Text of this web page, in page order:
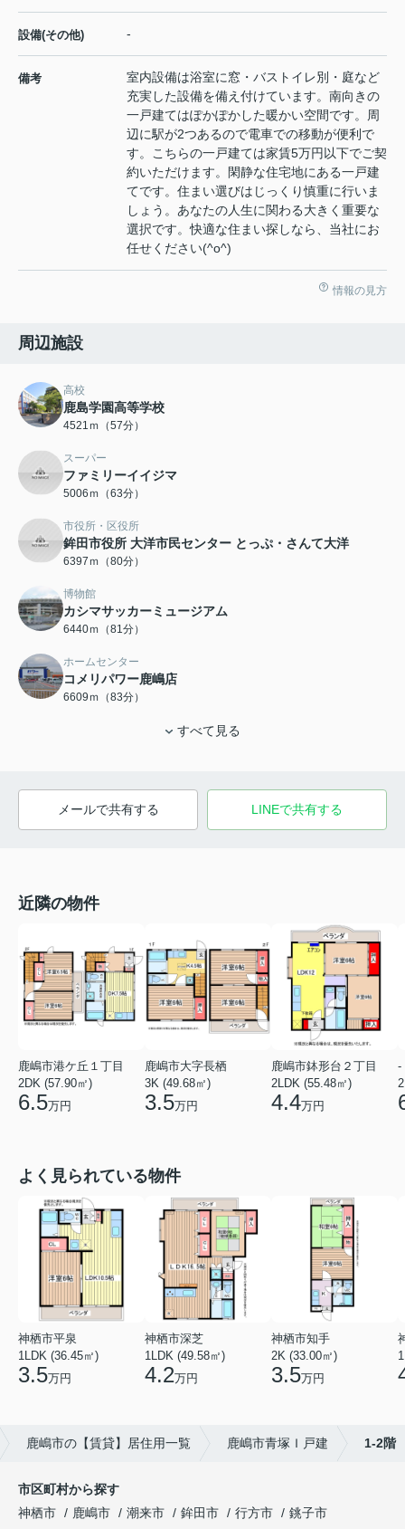
設備(その他) -
備考
室内設備は浴室に窓・バストイレ別・庭など
充実した設備を備え付けています。南向きの
一戸建てはぽかぽかした暖かい空間です。周
辺に駅が2つあるので電車での移動が便利で
す。こちらの一戸建ては家賃5万円以下でご契
約いただけます。閑静な住宅地にある一戸建
てです。住まい選びはじっくり慎重に行いま
しょう。あなたの人生に関わる大きく重要な
選択です。快適な住まい探しなら、当社にお
任せください(^o^)
情報の見方
周辺施設
高校
鹿島学園高等学校
4521ｍ（57分）
スーパー
ファミリーイイジマ
5006ｍ（63分）
市役所・区役所
鉾田市役所 大洋市民センター とっぷ・さんて大洋
6397ｍ（80分）
博物館
カシマサッカーミュージアム
6440ｍ（81分）
ホームセンター
コメリパワー鹿嶋店
6609ｍ（83分）
すべて見る
メールで共有する LINEで共有する
近隣の物件
鹿嶋市港ケ丘１丁目
2DK (57.90㎡)
6.5万円
鹿嶋市大字長栖
3K (49.68㎡)
3.5万円
鹿嶋市鉢形台２丁目
2LDK (55.48㎡)
4.4万円
-
よく見られている物件
神栖市平泉
1LDK (36.45㎡)
3.5万円
神栖市深芝
1LDK (49.58㎡)
4.2万円
神栖市知手
2K (33.00㎡)
3.5万円
鹿嶋市の【賃貸】居住用一覧 鹿嶋市青塚Ｉ戸建 1-2階
市区町村から探す
神栖市
鹿嶋市 潮来市 鉾田市 行方市
銚子市